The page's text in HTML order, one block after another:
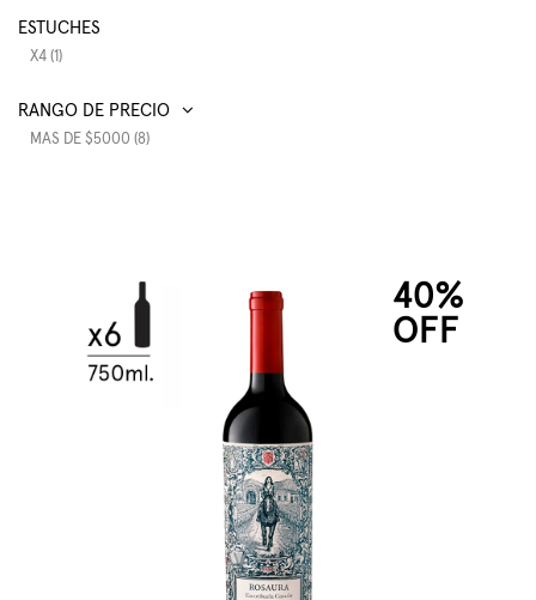
ESTUCHES
X4 (1)
RANGO DE PRECIO
MAS DE $5000 (8)
40%
OFF